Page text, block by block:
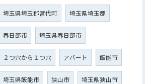
埼玉県埼玉郡宮代町 埼玉県埼玉郡
春日部市 埼玉県春日部市
２つ穴から１つ穴 アパート 飯能市
埼玉県飯能市 狭山市 埼玉県狭山市